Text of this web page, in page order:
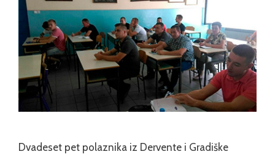
Dvadeset pet polaznika iz Dervente i Gradiške